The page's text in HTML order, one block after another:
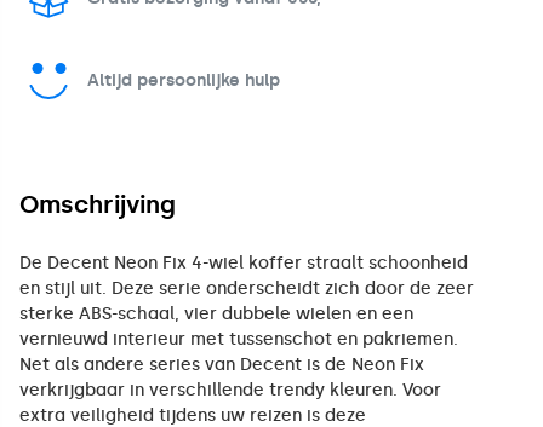
Altijd persoonlijke hulp
Omschrijving
De Decent Neon Fix 4-wiel koffer straalt schoonheid
en stijl uit. Deze serie onderscheidt zich door de zeer
sterke ABS-schaal, vier dubbele wielen en een
vernieuwd interieur met tussenschot en pakriemen.
Net als andere series van Decent is de Neon Fix
verkrijgbaar in verschillende trendy kleuren. Voor
extra veiligheid tijdens uw reizen is deze